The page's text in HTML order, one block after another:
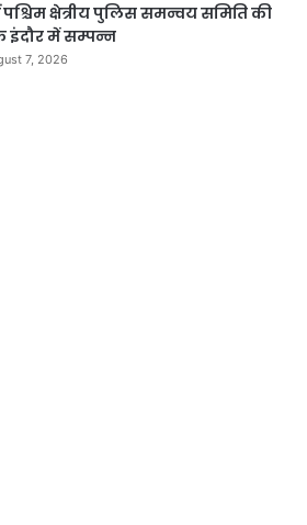
पश्चिम क्षेत्रीय पुलिस समन्वय समिति की
इंदौर में सम्पन्न
7, 2026